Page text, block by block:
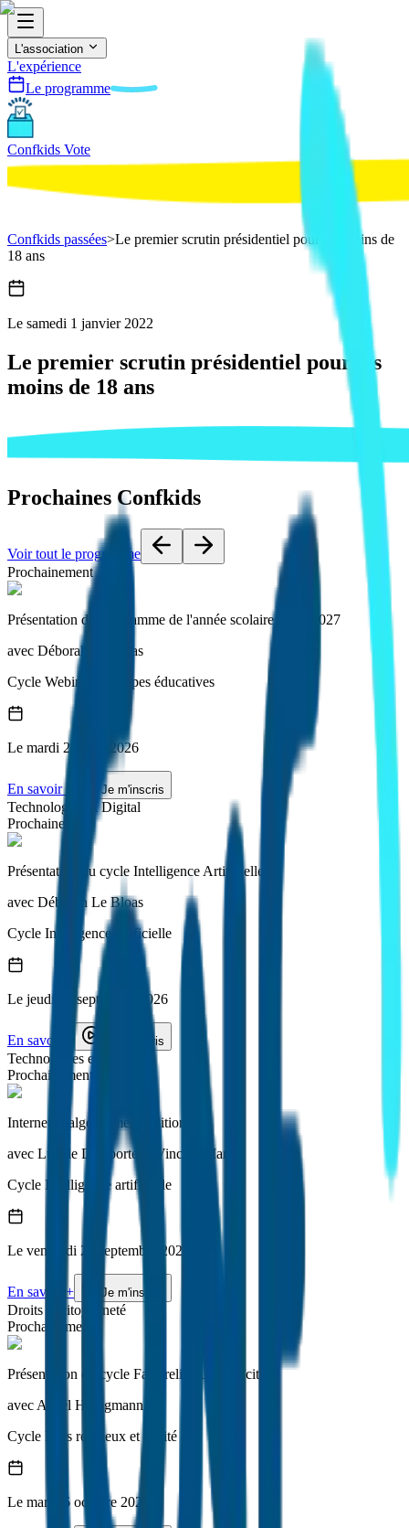
L'association
L'expérience
Le programme
Confkids Vote
Confkids passées>Le premier scrutin présidentiel pour les moins de
18 ans
Le samedi 1 janvier 2022
Le premier scrutin présidentiel pour les
moins de 18 ans
Prochaines Confkids
Voir tout le programme
Prochainement
Présentation du programme de l'année scolaire 2026-2027
avec Déborah Le Bloas
Cycle Webinaire équipes éducatives
Le mardi 25 août 2026
En savoir + Je m'inscris
Technologies et Digital
Prochainement
Présentation du cycle Intelligence Artificielle
avec Déborah Le Bloas
Cycle Intelligence artificielle
Le jeudi 10 septembre 2026
En savoir + Je m'inscris
Technologies et Digital
Prochainement
Internet et algorithmes - édition 1
avec Lucille Delaporte et Vincent Mary
Cycle Intelligence artificielle
Le vendredi 25 septembre 2026
En savoir + Je m'inscris
Droits et citoyenneté
Prochainement
Présentation du cycle Faits religieux et laïcité
avec Anaël Honigmann
Cycle Faits religieux et laïcité
Le mardi 6 octobre 2026